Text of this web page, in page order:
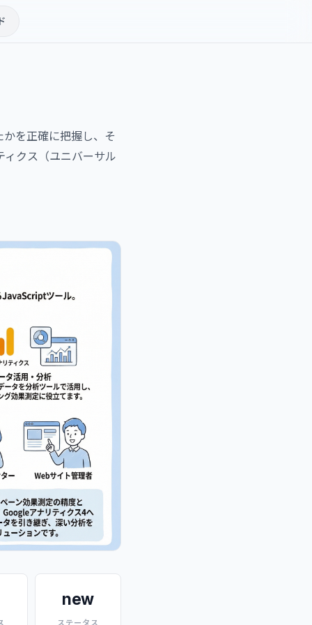
を正確に把握し、そ
クス（ユニバーサル
new
ステータス